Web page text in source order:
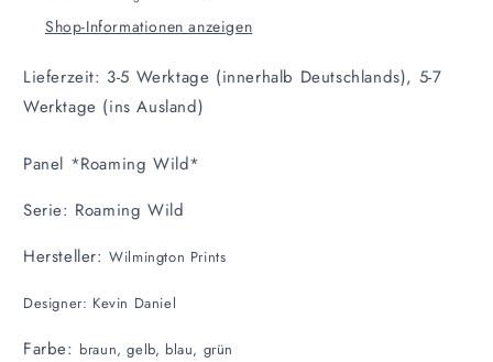
Shop-Informationen anzeigen
Lieferzeit: 3-5 Werktage (innerhalb Deutschlands), 5-7
Werktage (ins Ausland)
Panel *Roaming Wild*
Serie: Roaming Wild
Hersteller:Wilmington Prints
Designer: Kevin Daniel
Farbe: braun, gelb, blau, grün